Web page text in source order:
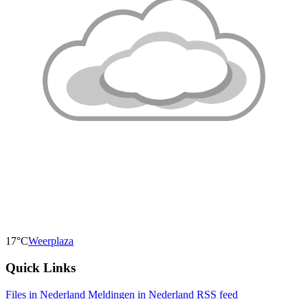
17°CWeerplaza
Quick Links
Files in Nederland Meldingen in Nederland RSS feed